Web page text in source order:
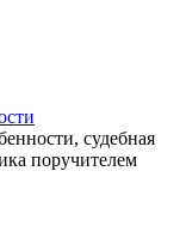
судебная
поручителем